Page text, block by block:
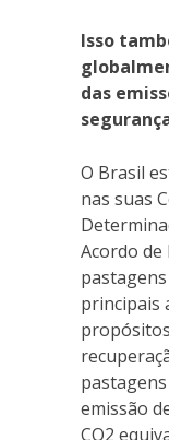
Isso
das
O Brasil
nas suas
Acordo de
principais
emissão
CO2